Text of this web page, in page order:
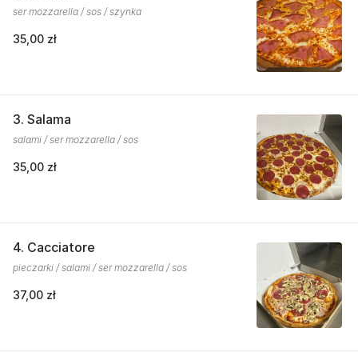
ser mozzarella / sos / szynka
35,00 zł
3. Salama
salami / ser mozzarella / sos
35,00 zł
4. Cacciatore
pieczarki / salami / ser mozzarella / sos
37,00 zł